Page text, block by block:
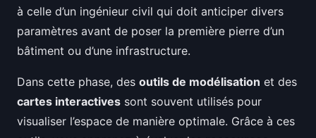
à celle d’un ingénieur civil qui doit anticiper divers
paramètres avant de poser la première pierre d’un
bâtiment ou d’une infrastructure.
Dans cette phase, des outils de modélisation et des
cartes interactives sont souvent utilisés pour
visualiser l’espace de manière optimale. Grâce à ces